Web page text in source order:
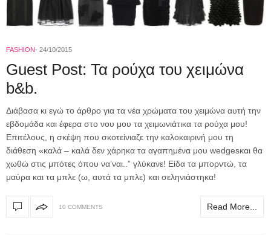
FASHION 24/10/2015
Guest Post: Τα ρούχα του χειμώνα
b&b.
Διάβασα κι εγώ το άρθρο για τα νέα χρώματα του χειμώνα αυτή την
εβδομάδα και έφερα στο νου μου τα χειμωνιάτικα τα ρούχα μου!
Επιτέλους, η σκέψη που σκοτείνιαζε την καλοκαιρινή μου τη
διάθεση «καλά – καλά δεν χάρηκα τα αγαπημένα μου wedgesκαι θα
χωθώ στις μπότες όπου να’ναι..” γλύκανε! Είδα τα μπορντώ, τα
μαύρα και τα μπλε (ω, αυτά τα μπλε) και σεληνιάστηκα!
10 COMMENTS Read More...